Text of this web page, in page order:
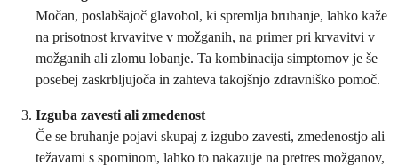
Močan, poslabšajoč glavobol, ki spremlja bruhanje, lahko kaže
na prisotnost krvavitve v možganih, na primer pri krvavitvi v
možganih ali zlomu lobanje. Ta kombinacija simptomov je še
posebej zaskrbljujoča in zahteva takojšnjo zdravniško pomoč.
Izguba zavesti ali zmedenost
Če se bruhanje pojavi skupaj z izgubo zavesti, zmedenostjo ali
težavami s spominom, lahko to nakazuje na pretres možganov,